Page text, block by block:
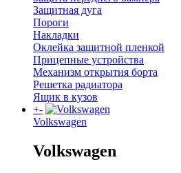
Защитная дуга
Пороги
Накладки
Оклейка защитной пленкой
Прицепные устройства
Механизм открытия борта
Решетка радиатора
Ящик в кузов
+-
Volkswagen
Volkswagen